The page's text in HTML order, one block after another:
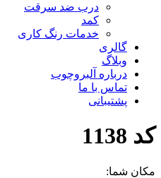
درب ضد سرقت
کمد
خدمات رنگ کاری
گالری
وبلاگ
درباره آلبروچوب
تماس با ما
پشتیبانی
کد 1138
مکان شما: